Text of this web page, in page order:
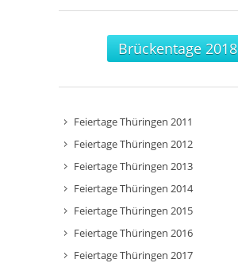
Brückentage 2018
Feiertage Thüringen 2011
Feiertage Thüringen 2012
Feiertage Thüringen 2013
Feiertage Thüringen 2014
Feiertage Thüringen 2015
Feiertage Thüringen 2016
Feiertage Thüringen 2017